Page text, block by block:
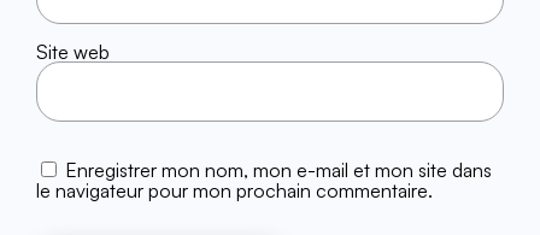
Site web
Enregistrer mon nom, mon e-mail et mon site dans
le navigateur pour mon prochain commentaire.